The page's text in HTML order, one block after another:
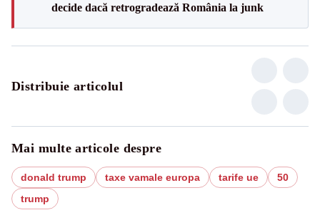
decide dacă retrogradează România la junk
Distribuie articolul
Mai multe articole despre
donald trump taxe vamale europa tarife ue
50
trump